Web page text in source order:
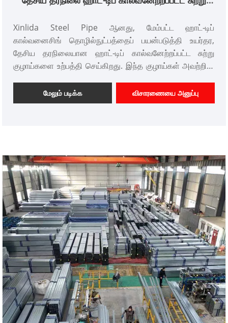
Xinlida Steel Pipe ஆனது, மேம்பட்ட ஹாட்-டிப்
கால்வனைசிங் தொழில்நுட்பத்தைப் பயன்படுத்தி உயர்தர,
தேசிய தரநிலையான ஹாட்-டிப் கால்வனேற்றப்பட்ட சுற்று
குழாய்களை உற்பத்தி செய்கிறது. இந்த குழாய்கள் அவற்றின்
தொழில்துறையில் புகழ்பெற்றவை. அவற்றின் மேற்பரப்பில்
உருவாக்கப்பட்ட துத்தநாக அடுக்கு வெளிப்புற அரிக்கும்
தெளிப்பான்கள், முனிசிபல் காவலர்கள், ஒளிமின்னழுத்த
அமைப்புகள், தொழில்துறை குழாய்கள் மற்றும் இயற்கையை
ரசித்தல் வசதிகள் உள்ளிட்ட பல்வேறு பயன்பாடுகளுக்கு
தேசிய தரநிலை ஹாட்-டிப் கால்வனேற்றப்பட்ட சுற்று குழாய்கள்
பொருத்தமானவை. போதுமான இருப்பு உள்ளது, மேலும்
தனிப்பயன் நீளம், வெட்டுதல் மற்றும் செயலாக்கம் ஆகியவை
ஆதரிக்கப்படுகின்றன. உற்பத்தியாளரிடமிருந்து நேரடியாக,
அதிக செலவு-செயல்திறனை வழங்குகிறது.
மேலும் படிக்க விசாரணையை அனுப்பு